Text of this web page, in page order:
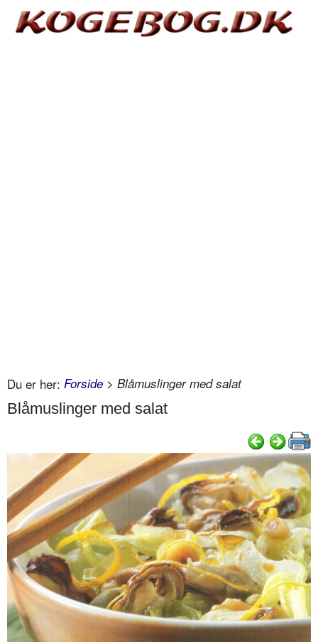
Du er her: Forside > Blåmuslinger med salat
Blåmuslinger med salat